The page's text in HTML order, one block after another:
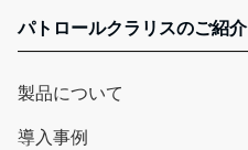
パトロールクラリスのご紹介
製品について
導入事例